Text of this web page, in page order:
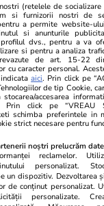
acuză că
să intre în
„Am
(retelele de
si furnizorii nostri de
a permite website-
si anunturile
dvs., pentru a va
si pentru a analiza
de art. 15-22
cu caracter personal.
aici. Prin click pe
de tip Cookie,
accesarea
Prin click pe “VREAU
schimba preferintele
strict necesare pentru
noștri prelucrăm
reclamelor.
personalizat.
un dispozitiv. Dezvoltarea
de conținut personalizat.
personalizate.